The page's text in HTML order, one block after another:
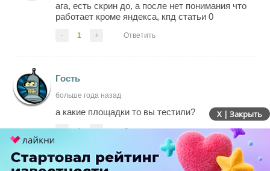
ага, есть скрин до, а после нет понимания что
работает кроме яндекса, кпд статьи 0
- 1 + Ответить
Гость
больше года назад
а какие площадки то вы тестили?
- 1 + Ответить
X | Закрыть